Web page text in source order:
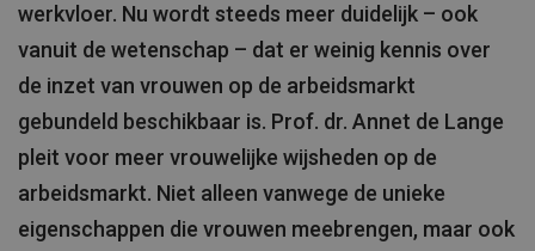
werkvloer. Nu wordt steeds meer duidelijk – ook
vanuit de wetenschap – dat er weinig kennis over
de inzet van vrouwen op de arbeidsmarkt
gebundeld beschikbaar is. Prof. dr. Annet de Lange
pleit voor meer vrouwelijke wijsheden op de
arbeidsmarkt. Niet alleen vanwege de unieke
eigenschappen die vrouwen meebrengen, maar ook